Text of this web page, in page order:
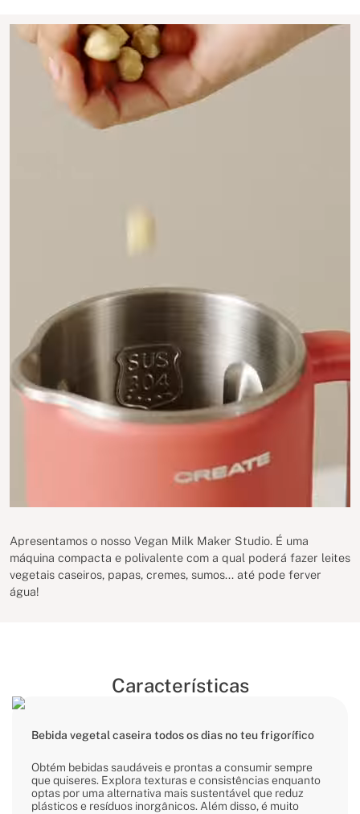
Apresentamos o nosso Vegan Milk Maker Studio. É uma
máquina compacta e polivalente com a qual poderá fazer leites
vegetais caseiros, papas, cremes, sumos... até pode ferver
água!
Características
Bebida vegetal caseira todos os dias no teu frigorífico
Obtém bebidas saudáveis e prontas a consumir sempre
que quiseres. Explora texturas e consistências enquanto
optas por uma alternativa mais sustentável que reduz
plásticos e resíduos inorgânicos. Além disso, é muito